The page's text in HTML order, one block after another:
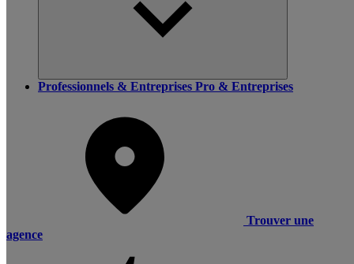
Professionnels & Entreprises Pro & Entreprises
Trouver une
agence